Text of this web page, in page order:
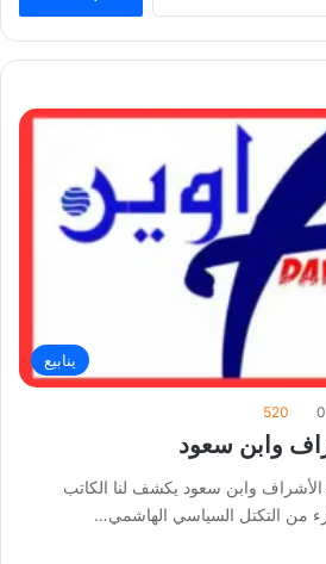
ع
ينابيع
0
520
وابن سعود
الأشراف وابن سعود يكشف لنا الكاتب
من التكتل السياسي الهاشمي…